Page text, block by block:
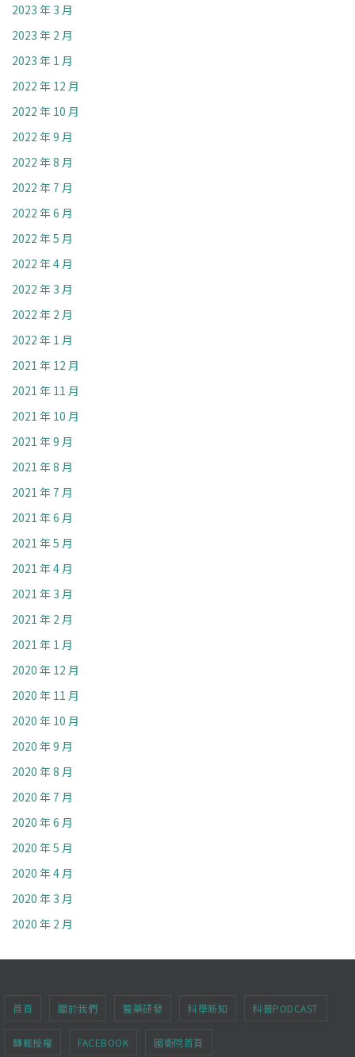
2023 年 3 月
2023 年 2 月
2023 年 1 月
2022 年 12 月
2022 年 10 月
2022 年 9 月
2022 年 8 月
2022 年 7 月
2022 年 6 月
2022 年 5 月
2022 年 4 月
2022 年 3 月
2022 年 2 月
2022 年 1 月
2021 年 12 月
2021 年 11 月
2021 年 10 月
2021 年 9 月
2021 年 8 月
2021 年 7 月
2021 年 6 月
2021 年 5 月
2021 年 4 月
2021 年 3 月
2021 年 2 月
2021 年 1 月
2020 年 12 月
2020 年 11 月
2020 年 10 月
2020 年 9 月
2020 年 8 月
2020 年 7 月
2020 年 6 月
2020 年 5 月
2020 年 4 月
2020 年 3 月
2020 年 2 月
首頁 關於我們 醫藥研發 科學新知 科普PODCAST
轉載授權 FACEBOOK 國衛院首頁